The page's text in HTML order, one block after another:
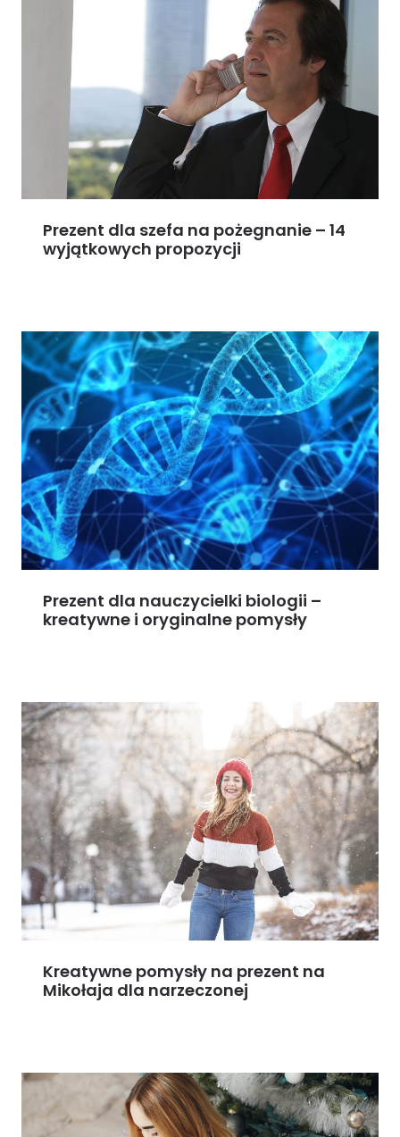
Prezent dla szefa na pożegnanie – 14
wyjątkowych propozycji
Prezent dla nauczycielki biologii –
kreatywne i oryginalne pomysły
Kreatywne pomysły na prezent na
Mikołaja dla narzeczonej